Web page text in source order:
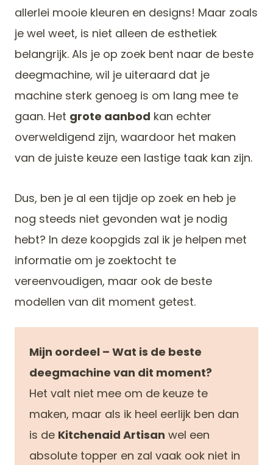
allerlei mooie kleuren en designs! Maar zoals
je wel weet, is niet alleen de esthetiek
belangrijk. Als je op zoek bent naar de beste
deegmachine, wil je uiteraard dat je
machine sterk genoeg is om lang mee te
gaan. Het grote aanbod kan echter
overweldigend zijn, waardoor het maken
van de juiste keuze een lastige taak kan zijn.
Dus, ben je al een tijdje op zoek en heb je
nog steeds niet gevonden wat je nodig
hebt? In deze koopgids zal ik je helpen met
informatie om je zoektocht te
vereenvoudigen, maar ook de beste
modellen van dit moment getest.
Mijn oordeel – Wat is de beste
deegmachine van dit moment?
Het valt niet mee om de keuze te
maken, maar als ik heel eerlijk ben dan
is de Kitchenaid Artisan wel een
absolute topper en zal vaak ook niet in